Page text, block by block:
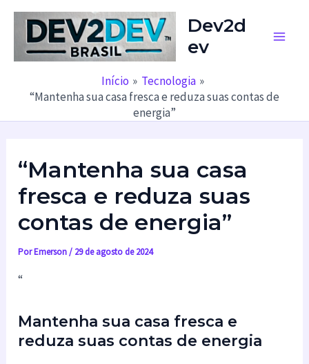
Dev2d
ev
Início
Tecnologia
“Mantenha sua casa fresca e reduza suas contas de
energia”
“Mantenha sua casa
fresca e reduza suas
contas de energia”
PorEmerson/ 29 de agosto de 2024
“
Mantenha sua casa fresca e
reduza suas contas de energia